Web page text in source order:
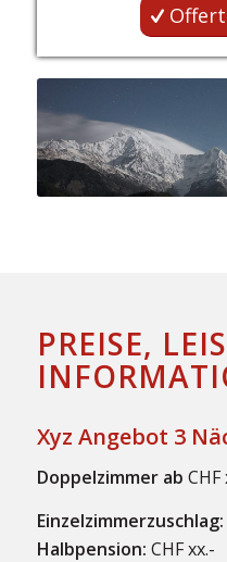
PREISE,
Xyz Angebot 3
Doppelzimmer ab CHF
Einzelzimmerzuschlag:
Halbpension: CHF xx.-